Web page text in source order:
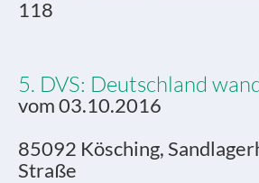
118
5. DVS: Deutschland
vom 03.10.2016
85092 Kösching,
Straße